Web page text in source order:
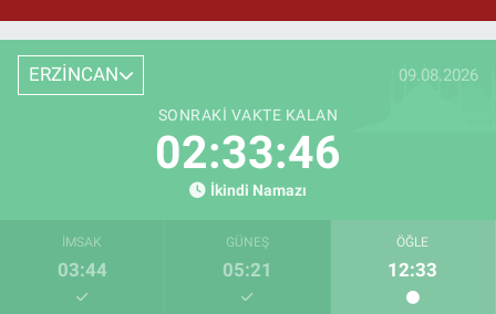
ERZİNCAN 09.08.2026
SONRAKI VAKTE KALAN
02:33:45
İkindi Namazı
İMSAK
03:44
GÜNEŞ
05:21
ÖĞLE
12:33